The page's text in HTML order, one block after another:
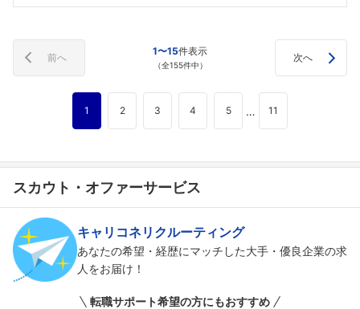
1〜15件表示
（全155件中）
前へ 次へ
1 2 3 4 5 … 11
スカウト・オファーサービス
キャリコネリクルーティング
あなたの希望・経歴にマッチした大手・優良企業の求
人をお届け！
転職サポート希望の方にもおすすめ